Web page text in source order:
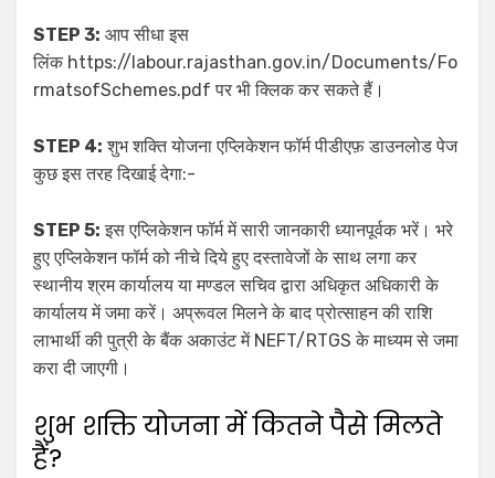
STEP 3: आप सीधा इस
लिंक https://labour.rajasthan.gov.in/Documents/Fo
rmatsofSchemes.pdf पर भी क्लिक कर सकते हैं।
STEP 4: शुभ शक्ति योजना एप्लिकेशन फॉर्म पीडीएफ़ डाउनलोड पेज
कुछ इस तरह दिखाई देगा:-
STEP 5: इस एप्लिकेशन फॉर्म में सारी जानकारी ध्यानपूर्वक भरें। भरे
हुए एप्लिकेशन फॉर्म को नीचे दिये हुए दस्तावेजों के साथ लगा कर
स्थानीय श्रम कार्यालय या मण्डल सचिव द्वारा अधिकृत अधिकारी के
कार्यालय में जमा करें। अप्रूवल मिलने के बाद प्रोत्साहन की राशि
लाभार्थी की पुत्री के बैंक अकाउंट में NEFT/RTGS के माध्यम से जमा
करा दी जाएगी।
शुभ शक्ति योजना में कितने पैसे मिलते
हैं?